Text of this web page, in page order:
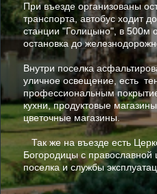
При въезде организованы
транспорта, автобус ходит
станции "Голицыно", в 500м
остановка до
Внутри поселка
уличное освещение, есть
профессиональным
кухни, продуктовые
цветочные магазины.
Так же на въезде есть
Богородицы с
поселка и службы